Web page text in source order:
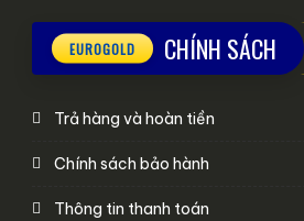
CHÍNH SÁCH
Trả hàng và hoàn tiền
Chính sách bảo hành
Thông tin thanh toán